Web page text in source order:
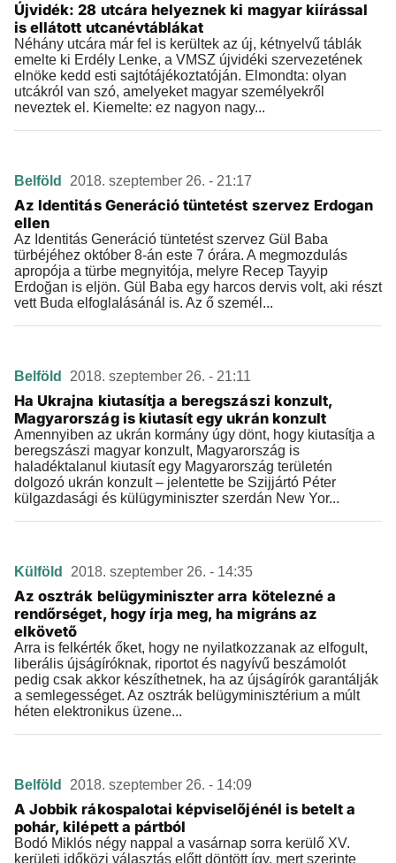
Újvidék: 28 utcára helyeznek ki magyar kiírással
is ellátott utcanévtáblákat
Néhány utcára már fel is kerültek az új, kétnyelvű táblák
emelte ki Erdély Lenke, a VMSZ újvidéki szervezetének
elnöke kedd esti sajtótájékoztatóján. Elmondta: olyan
utcákról van szó, amelyeket magyar személyekről
neveztek el. Kiemelte: ez nagyon nagy...
Belföld 2018. szeptember 26. - 21:17
Az Identitás Generáció tüntetést szervez Erdogan
ellen
Az Identitás Generáció tüntetést szervez Gül Baba
türbéjéhez október 8-án este 7 órára. A megmozdulás
apropója a türbe megnyitója, melyre Recep Tayyip
Erdoğan is eljön. Gül Baba egy harcos dervis volt, aki részt
vett Buda elfoglalásánál is. Az ő személ...
Belföld 2018. szeptember 26. - 21:11
Ha Ukrajna kiutasítja a beregszászi konzult,
Magyarország is kiutasít egy ukrán konzult
Amennyiben az ukrán kormány úgy dönt, hogy kiutasítja a
beregszászi magyar konzult, Magyarország is
haladéktalanul kiutasít egy Magyarország területén
dolgozó ukrán konzult – jelentette be Szijjártó Péter
külgazdasági és külügyminiszter szerdán New Yor...
Külföld 2018. szeptember 26. - 14:35
Az osztrák belügyminiszter arra kötelezné a
rendőrséget, hogy írja meg, ha migráns az
elkövető
Arra is felkérték őket, hogy ne nyilatkozzanak az elfogult,
liberális újságíróknak, riportot és nagyívű beszámolót
pedig csak akkor készíthetnek, ha az újságírók garantálják
a semlegességet. Az osztrák belügyminisztérium a múlt
héten elektronikus üzene...
Belföld 2018. szeptember 26. - 14:09
A Jobbik rákospalotai képviselőjénél is betelt a
pohár, kilépett a pártból
Bodó Miklós négy nappal a vasárnap sorra kerülő XV.
kerületi időközi választás előtt döntött így, mert szerinte